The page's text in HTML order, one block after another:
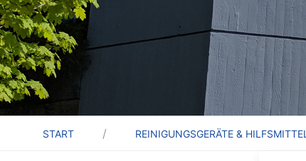
START REINIGUNGSGERÄTE & HILFSMITTEL